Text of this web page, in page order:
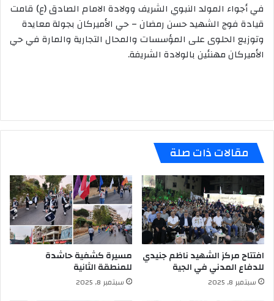
في أجواء المولد النبوي الشريف وولادة الامام الصادق (ع) قامت
قيادة فوج الشهيد حسن رمضان – حي الأميركان بجولة معايدة
وتوزيع الحلوى على المؤسسات والمحال التجارية والمارة في حي
الأميركان مهنئين بالولادة الشريفة.
مقالات ذات صلة
افتتاح مركز الشهيد ناظم جنيدي
للدفاع المدني في الجية
سبتمبر 8, 2025
مسيرة كشفية حاشدة
للمنطقة الثانية
سبتمبر 8, 2025